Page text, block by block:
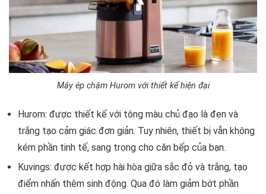
Máy ép chậm Hurom với thiết kế hiện đại
Hurom: được thiết kế với tông màu chủ đạo là đen và
trắng tạo cảm giác đơn giản. Tuy nhiên, thiết bị vẫn không
kém phần tinh tế, sang trọng cho căn bếp của bạn.
Kuvings: được kết hợp hài hòa giữa sắc đỏ và trắng, tạo
điểm nhấn thêm sinh động. Qua đó làm giảm bớt phần